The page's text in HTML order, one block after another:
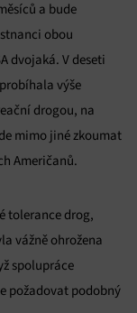
a bude
obou
dvojaká. V deseti
výše
drogou, na
mimo jiné zkoumat
Američanů.
tolerance drog,
vážně ohrožena
spolupráce
požadovat podobný